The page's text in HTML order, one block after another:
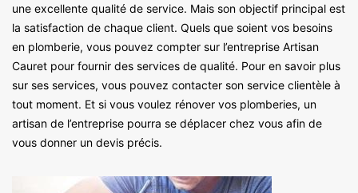
une excellente qualité de service. Mais son objectif principal est
la satisfaction de chaque client. Quels que soient vos besoins
en plomberie, vous pouvez compter sur l’entreprise Artisan
Cauret pour fournir des services de qualité. Pour en savoir plus
sur ses services, vous pouvez contacter son service clientèle à
tout moment. Et si vous voulez rénover vos plomberies, un
artisan de l’entreprise pourra se déplacer chez vous afin de
vous donner un devis précis.